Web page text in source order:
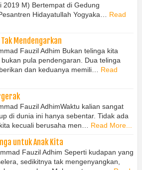
2019 M) Bertempat di Gedung
Hidayatullah Yogyaka…
Read
Mendengarkan
Fauzil Adhim Bukan telinga kita
pula pendengaran. Dua telinga
berikan dan keduanya memili… Read
Fauzil Adhim⁣⁣Waktu kalian sangat
di dunia ini hanya sebentar. Tidak ada
kecuali berusaha men…
Read More...
untuk Anak Kita
Fauzil Adhim Seperti kudapan yang
sedikitnya tak mengenyangkan,